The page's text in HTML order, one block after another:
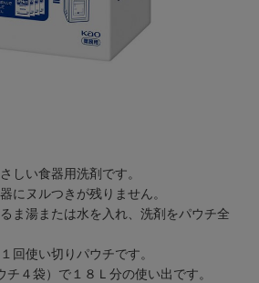
しい食器用洗剤です。
にヌルつきが残りません。
ま湯または水を入れ、洗剤をパウチ全
回使い切りパウチです。
チ４袋）で１８Ｌ分の使い出です。